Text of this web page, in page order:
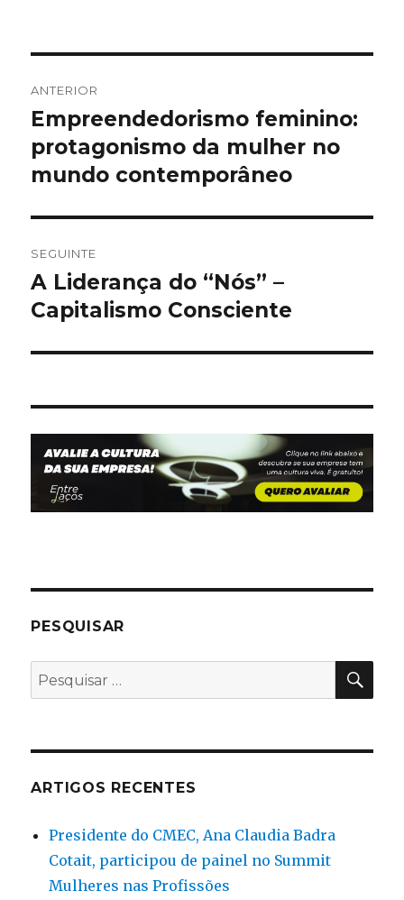
de
artigos
ANTERIOR
Artigo
anterior:
Empreendedorismo feminino:
protagonismo da mulher no
mundo contemporâneo
SEGUINTE
Artigo
seguinte:
A Liderança do “Nós” –
Capitalismo Consciente
PESQUISAR
Pesquisar
por:
ARTIGOS RECENTES
Presidente do CMEC, Ana Claudia Badra
Cotait, participou de painel no Summit
Mulheres nas Profissões